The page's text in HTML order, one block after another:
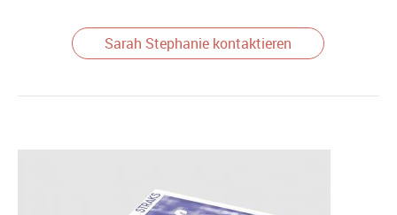
Sarah Stephanie kontaktieren